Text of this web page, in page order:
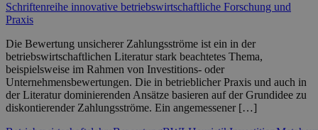
Schriftenreihe innovative betriebswirtschaftliche Forschung und
Praxis
Die Bewertung unsicherer Zahlungsströme ist ein in der
betriebswirtschaftlichen Literatur stark beachtetes Thema,
beispielsweise im Rahmen von Investitions- oder
Unternehmensbewertungen. Die in betrieblicher Praxis und auch in
der Literatur dominierenden Ansätze basieren auf der Grundidee zu
diskontierender Zahlungsströme. Ein angemessener […]